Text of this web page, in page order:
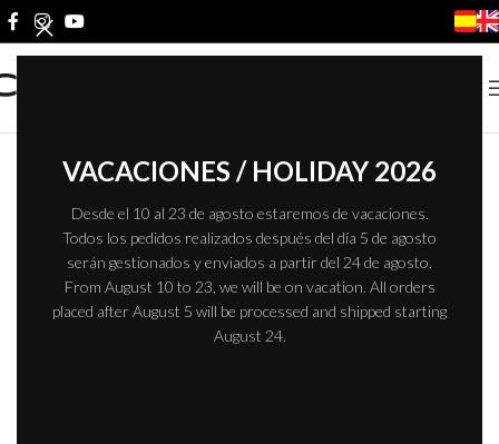
VACACIONES / HOLIDAY 2026
Desde el 10 al 23 de agosto estaremos de vacaciones.
Todos los pedidos realizados después del día 5 de agosto
serán gestionados y enviados a partir del 24 de agosto.
From August 10 to 23, we will be on vacation. All orders
placed after August 5 will be processed and shipped starting
August 24.